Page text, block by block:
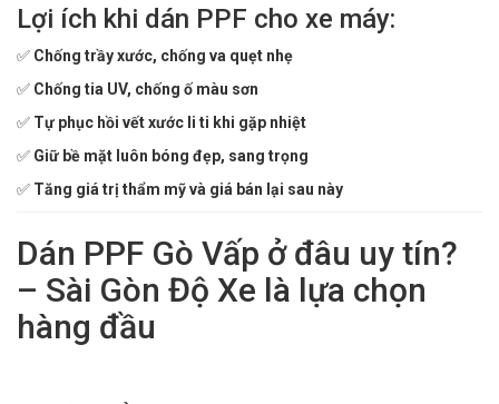
Lợi ích khi dán PPF cho xe máy:
✅ Chống trầy xước, chống va quẹt nhẹ
✅ Chống tia UV, chống ố màu sơn
✅ Tự phục hồi vết xước li ti khi gặp nhiệt
✅ Giữ bề mặt luôn bóng đẹp, sang trọng
✅ Tăng giá trị thẩm mỹ và giá bán lại sau này
Dán PPF Gò Vấp ở đâu uy tín?
– Sài Gòn Độ Xe là lựa chọn
hàng đầu